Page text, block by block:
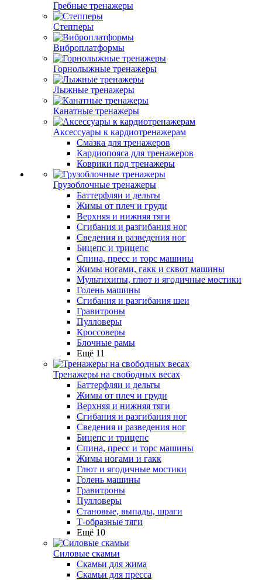
Гребные тренажеры
Степперы
Виброплатформы
Горнолыжные тренажеры
Лыжные тренажеры
Канатные тренажеры
Аксессуары к кардиотренажерам
Смазка для тренажеров
Кардиопояса для тренажеров
Коврики под тренажеры
Грузоблочные тренажеры
Баттерфляи и дельты
Жимы от плеч и груди
Верхняя и нижняя тяги
Сгибания и разгибания ног
Сведения и разведения ног
Бицепс и трицепс
Спина, пресс и торс машины
Жимы ногами, гакк и сквот машины
Мультихипы, глют и ягодичные мостики
Голень машины
Сгибания и разгибания шеи
Гравитроны
Пулловеры
Кроссоверы
Блочные рамы
Ещё 11
Тренажеры на свободных весах
Баттерфляи и дельты
Жимы от плеч и груди
Верхняя и нижняя тяги
Сгибания и разгибания ног
Сведения и разведения ног
Бицепс и трицепс
Спина, пресс и торс машины
Жимы ногами и гакк
Глют и ягодичные мостики
Голень машины
Гравитроны
Пулловеры
Становые, выпады, шраги
Т-образные тяги
Ещё 10
Силовые скамьи
Скамьи для жима
Скамьи для пресса